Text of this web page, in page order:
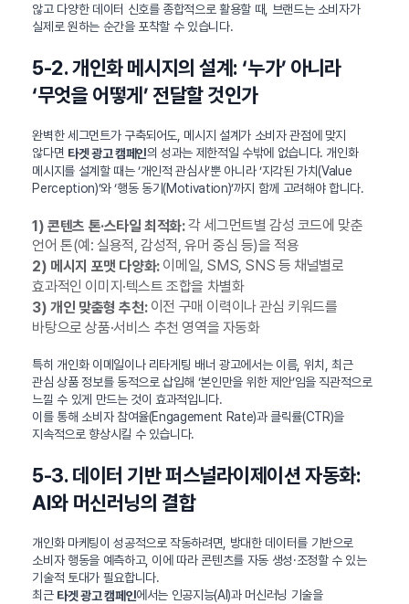
않고 다양한 데이터 신호를 종합적으로 활용할 때, 브랜드는 소비자가
실제로 원하는 순간을 포착할 수 있습니다.
5-2. 개인화 메시지의 설계: ‘누가’ 아니라
‘무엇을 어떻게’ 전달할 것인가
완벽한 세그먼트가 구축되어도, 메시지 설계가 소비자 관점에 맞지
않다면 타겟 광고 캠페인의 성과는 제한적일 수밖에 없습니다. 개인화
메시지를 설계할 때는 ‘개인적 관심사’뿐 아니라 ‘지각된 가치(Value
Perception)’와 ‘행동 동기(Motivation)’까지 함께 고려해야 합니다.
1) 콘텐츠 톤·스타일 최적화:각 세그먼트별 감성 코드에 맞춘
언어 톤(예: 실용적, 감성적, 유머 중심 등)을 적용
2) 메시지 포맷 다양화:이메일, SMS, SNS 등 채널별로
효과적인 이미지·텍스트 조합을 차별화
3) 개인 맞춤형 추천:이전 구매 이력이나 관심 키워드를
바탕으로 상품·서비스 추천 영역을 자동화
특히 개인화 이메일이나 리타게팅 배너 광고에서는 이름, 위치, 최근
관심 상품 정보를 동적으로 삽입해 ‘본인만을 위한 제안’임을 직관적으로
느낄 수 있게 만드는 것이 효과적입니다.
이를 통해 소비자 참여율(Engagement Rate)과 클릭률(CTR)을
지속적으로 향상시킬 수 있습니다.
5-3. 데이터 기반 퍼스널라이제이션 자동화:
AI와 머신러닝의 결합
개인화 마케팅이 성공적으로 작동하려면, 방대한 데이터를 기반으로
소비자 행동을 예측하고, 이에 따라 콘텐츠를 자동 생성·조정할 수 있는
기술적 토대가 필요합니다.
최근 타겟 광고 캠페인에서는 인공지능(AI)과 머신러닝 기술을